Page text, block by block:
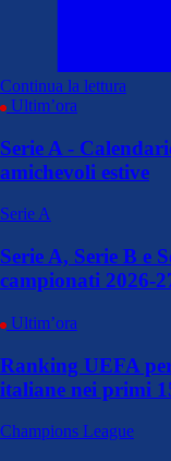
Continua la lettura
Ultim’ora
Serie A -
amichevoli estive
Serie A
Serie A, Serie B e
campionati 2026-
Ultim’ora
Ranking UEFA
italiane nei primi
Champions League